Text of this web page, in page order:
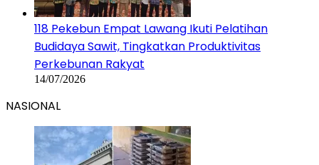
118 Pekebun Empat Lawang Ikuti Pelatihan
Budidaya Sawit, Tingkatkan Produktivitas
Perkebunan Rakyat
14/07/2026
NASIONAL